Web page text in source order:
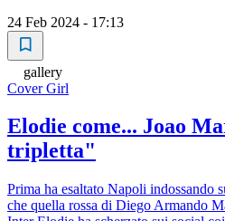
24 Feb 2024 - 17:13
gallery
Cover Girl
Elodie come... Joao
tripletta"
Prima ha esaltato Napoli indossando
che quella rossa di Diego Armando